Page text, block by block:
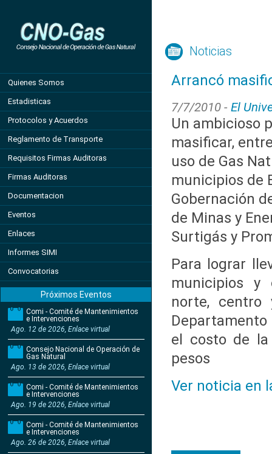
Quienes Somos
Estadisticas
Protocolos y Acuerdos
Reglamento de Transporte
Requisitos Firmas Auditoras
Firmas Auditoras
Documentacion
Eventos
Enlaces
Informes SIMI
Convocatorias
Próximos Eventos
Comi - Comité de Mantenimientos
e Intervenciones
Ago. 12 de 2026, Enlace virtual
Consejo Nacional de Operación de
Gas Natural
Ago. 13 de 2026, Enlace virtual
Comi - Comité de Mantenimientos
e Intervenciones
Ago. 19 de 2026, Enlace virtual
Comi - Comité de Mantenimientos
e Intervenciones
Ago. 26 de 2026, Enlace virtual
Noticias
Arrancó
7/7/2010 - El
Un ambicioso
masificar,
uso de Gas
municipios de
Gobernación
de Minas y
Surtigás y
Para lograr
municipios y
norte, centro
el costo de
pesos
Ver noticia en